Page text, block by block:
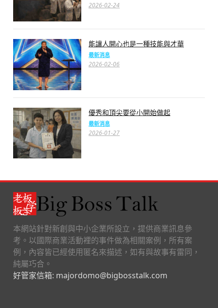
2026-02-24
能讓人開心也是一種技能與才華
最新消息
2026-02-06
優秀和頂尖要從小開始做起
最新消息
2026-01-27
本網站針對新創與中小企業所設立，提供商業訊息參
考。以國際商業活動裡的事件做為相關案例，所有案
例，內容皆已經使用匿名來描述，如有與故事有雷同，
純屬巧合。
好管家信箱: majordomo@bigbosstalk.com